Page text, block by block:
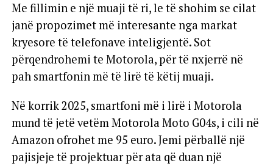
Me fillimin e një muaji të ri, le të shohim se cilat
janë propozimet më interesante nga markat
kryesore të telefonave inteligjentë. Sot
përqendrohemi te Motorola, për të nxjerrë në
pah smartfonin më të lirë të këtij muaji.
Në korrik 2025, smartfoni më i lirë i Motorola
mund të jetë vetëm Motorola Moto G04s, i cili në
Amazon ofrohet me 95 euro. Jemi përballë një
pajisjeje të projektuar për ata që duan një